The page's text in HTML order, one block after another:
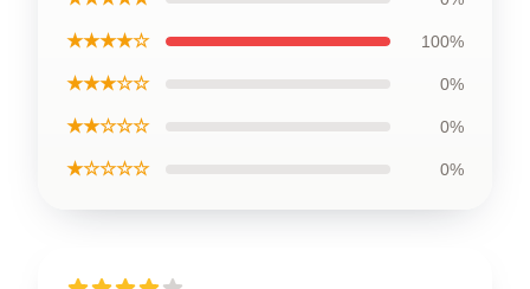
★★★★☆ 100%
★★★☆☆ 0%
★★☆☆☆ 0%
★☆☆☆☆ 0%